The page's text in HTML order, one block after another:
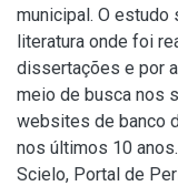
municipal. O
literatura onde foi
dissertações e por
meio de busca nos
websites de banco
nos últimos 10
Scielo, Portal de